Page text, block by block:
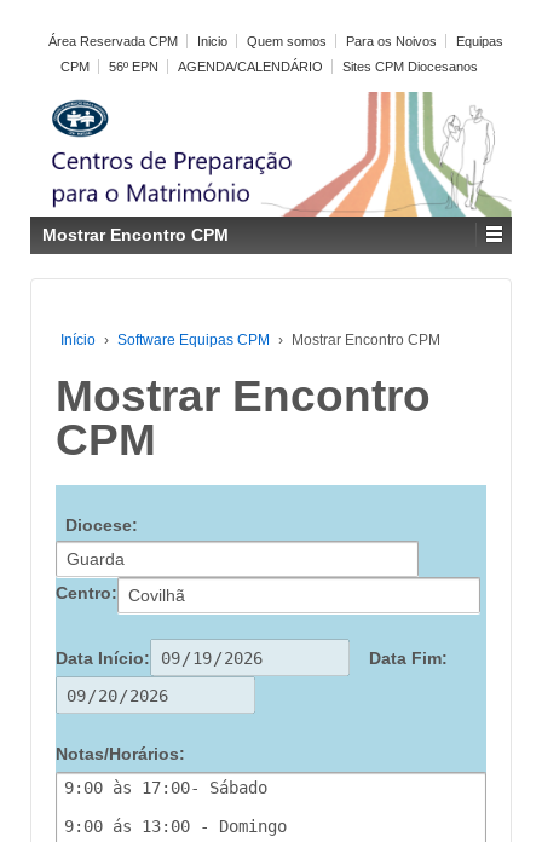
Área Reservada CPM Inicio Quem somos Para os Noivos
Equipas
CPM
56º EPN AGENDA/CALENDÁRIO Sites CPM Diocesanos
Mostrar Encontro CPM
Início › Software Equipas CPM › Mostrar Encontro CPM
Mostrar Encontro
CPM
Diocese:
Centro:
Data Início: Data Fim:
Notas/Horários: